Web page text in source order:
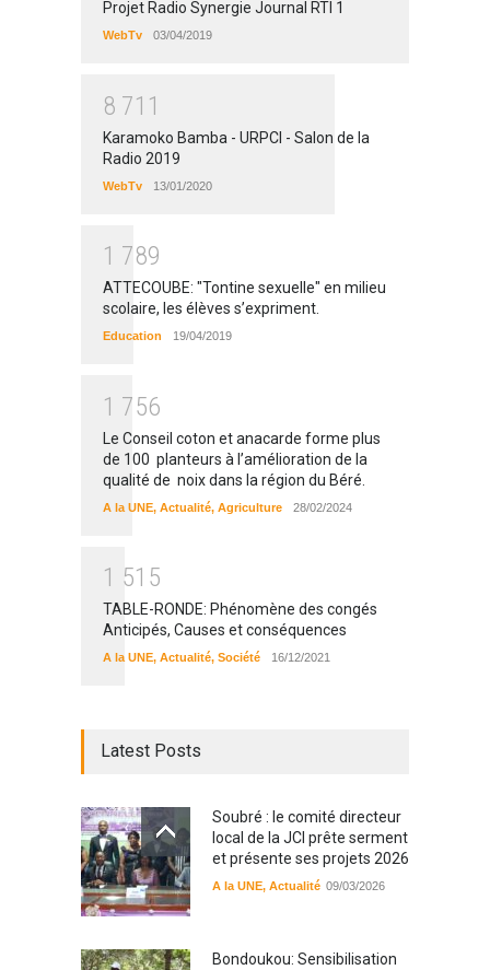
Projet Radio Synergie Journal RTI 1
WebTv 03/04/2019
8 71 1
Karamoko Bamba - URPCI - Salon de la
Radio 2019
WebTv 13/01/2020
1 789
ATTECOUBE: "Tontine sexuelle" en milieu
scolaire, les élèves s’expriment.
Education 19/04/2019
1 756
Le Conseil coton et anacarde forme plus
de 100 planteurs à l’amélioration de la
qualité de noix dans la région du Béré.
A la UNE, Actualité, Agriculture 28/02/2024
1 51 5
TABLE-RONDE: Phénomène des congés
Anticipés, Causes et conséquences
A la UNE, Actualité, Société 16/12/2021
Latest Posts
Soubré : le comité directeur
local de la JCI prête serment
et présente ses projets 2026
A la UNE, Actualité 09/03/2026
Bondoukou: Sensibilisation